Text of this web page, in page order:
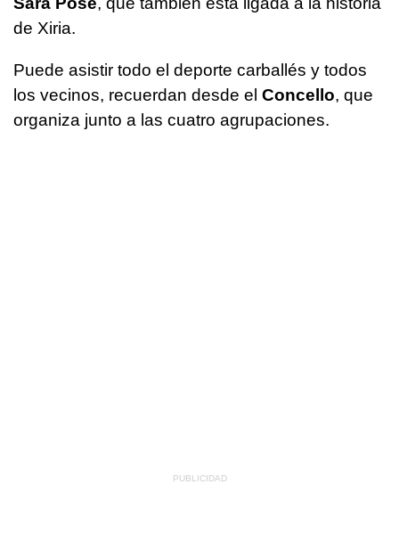
de Xiria.
Puede asistir todo el deporte carballés y todos
los vecinos, recuerdan desde el Concello, que
organiza junto a las cuatro agrupaciones.